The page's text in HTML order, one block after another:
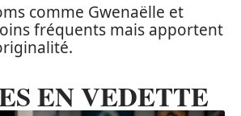
comme Gwenaëlle et
fréquents mais apportent
EN VEDETTE